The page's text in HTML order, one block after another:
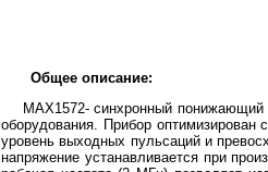
Общее описание:
MAX1572- синхронный понижающий
оборудования. Прибор оптимизирован
уровень выходных пульсаций и
напряжение устанавливается при